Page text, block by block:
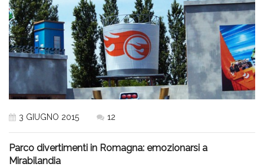
3 GIUGNO 2015 12
Parco divertimenti in Romagna: emozionarsi a
Mirabilandia